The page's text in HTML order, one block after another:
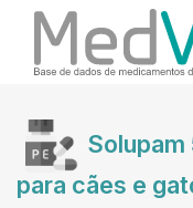
para cães e